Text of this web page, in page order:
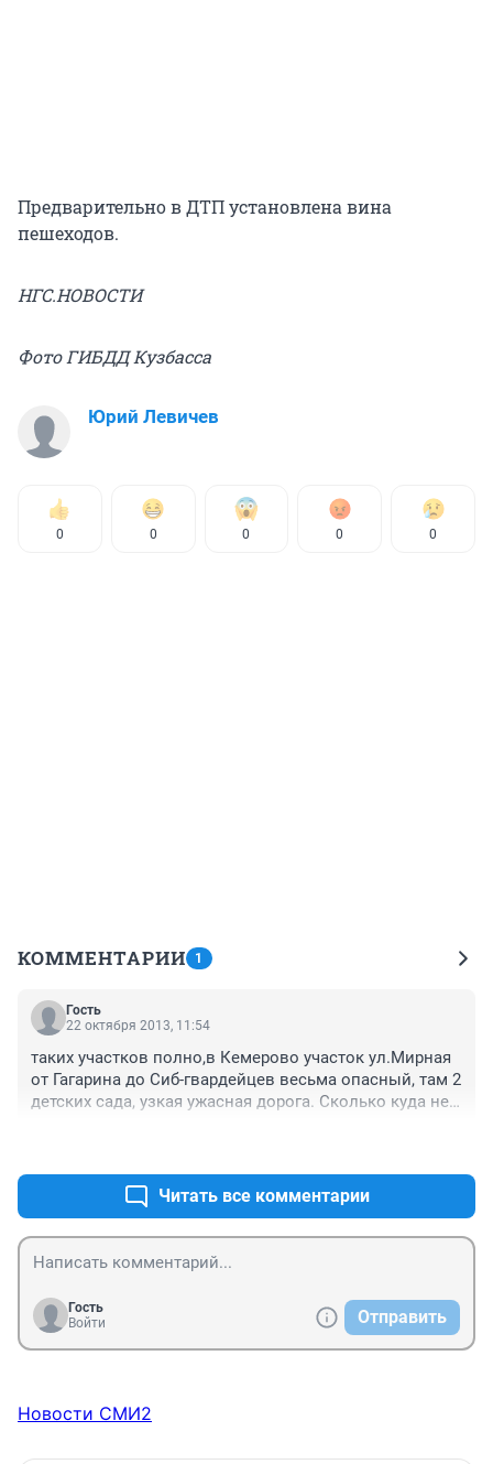
Предварительно в ДТП установлена вина
пешеходов.
НГС.НОВОСТИ
Фото ГИБДД Кузбасса
Юрий Левичев
0 0 0 0 0
КОММЕНТАРИИ 1
Гость
22 октября 2013, 11:54
таких участков полно,в Кемерово участок ул.Мирная
от Гагарина до Сиб-гвардейцев весьма опасный, там 2
детских сада, узкая ужасная дорога. Сколько куда не
Читать все комментарии
Гость
Войти
Отправить
Новости СМИ2